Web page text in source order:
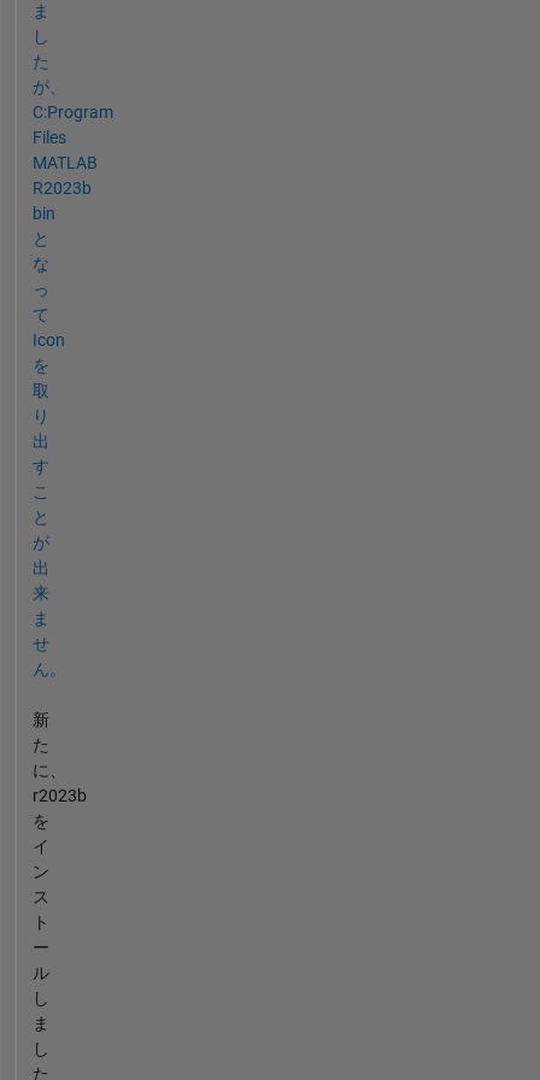
ま
し
た
が、
C:Program
Files
MATLAB
R2023b
bin
と
な
っ
て
Icon
を
取
り
出
す
こ
と
が
出
来
ま
せ
ん。
新
た
に、
r2023b
を
イ
ン
ス
ト
ー
ル
し
ま
し
た